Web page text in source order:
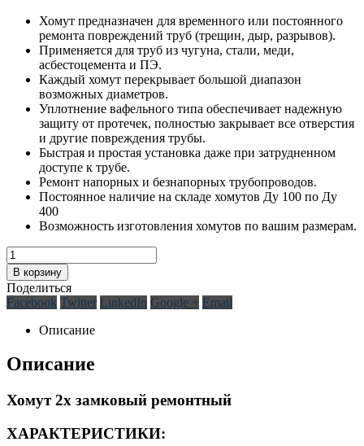
Хомут предназначен для временного или постоянного
ремонта повреждений труб (трещин, дыр, разрывов).
Применяется для труб из чугуна, стали, меди,
асбестоцемента и ПЭ.
Каждый хомут перекрывает большой диапазон
возможных диаметров.
Уплотнение вафельного типа обеспечивает надежную
защиту от протечек, полностью закрывает все отверстия
и другие повреждения трубы.
Быстрая и простая установка даже при затрудненном
доступе к трубе.
Ремонт напорных и безнапорных трубопроводов.
Постоянное наличие на складе хомутов Ду 100 по Ду
400
Возможность изготовления хомутов по вашим размерам.
В корзину
Поделиться
Facebook Twitter LinkedIn Google + Email
Описание
Описание
Хомут 2х замковый ремонтный
ХАРАКТЕРИСТИКИ: